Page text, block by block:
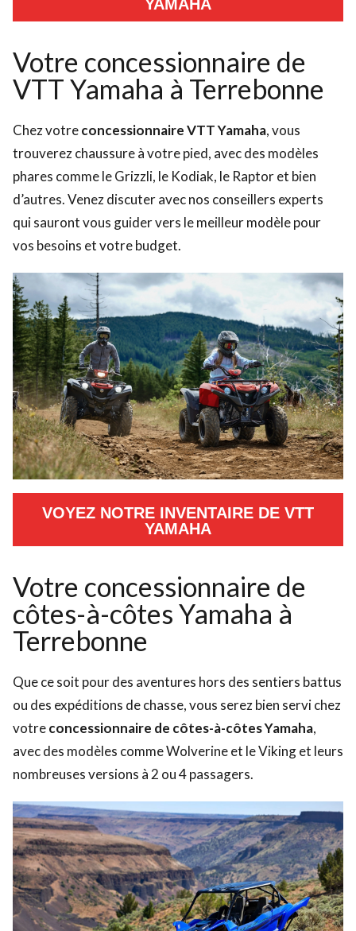
YAMAHA
Votre concessionnaire de
VTT Yamaha à Terrebonne
Chez votreconcessionnaire VTT Yamaha, vous
trouverez chaussure à votre pied, avec des modèles
phares comme le Grizzli, le Kodiak, le Raptor et bien
d’autres. Venez discuter avec nos conseillers experts
qui sauront vous guider vers le meilleur modèle pour
vos besoins et votre budget.
VOYEZ NOTRE INVENTAIRE DE VTT
YAMAHA
Votre concessionnaire de
côtes-à-côtes Yamaha à
Terrebonne
Que ce soit pour des aventures hors des sentiers battus
ou des expéditions de chasse, vous serez bien servi chez
votreconcessionnaire de côtes-à-côtes Yamaha,
avec des modèles comme Wolverine et le Viking et leurs
nombreuses versions à 2 ou 4 passagers.